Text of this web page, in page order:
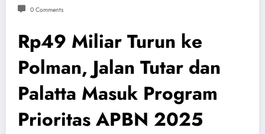
0 Comments
Rp49 Miliar Turun ke
Polman, Jalan Tutar dan
Palatta Masuk Program
Prioritas APBN 2025